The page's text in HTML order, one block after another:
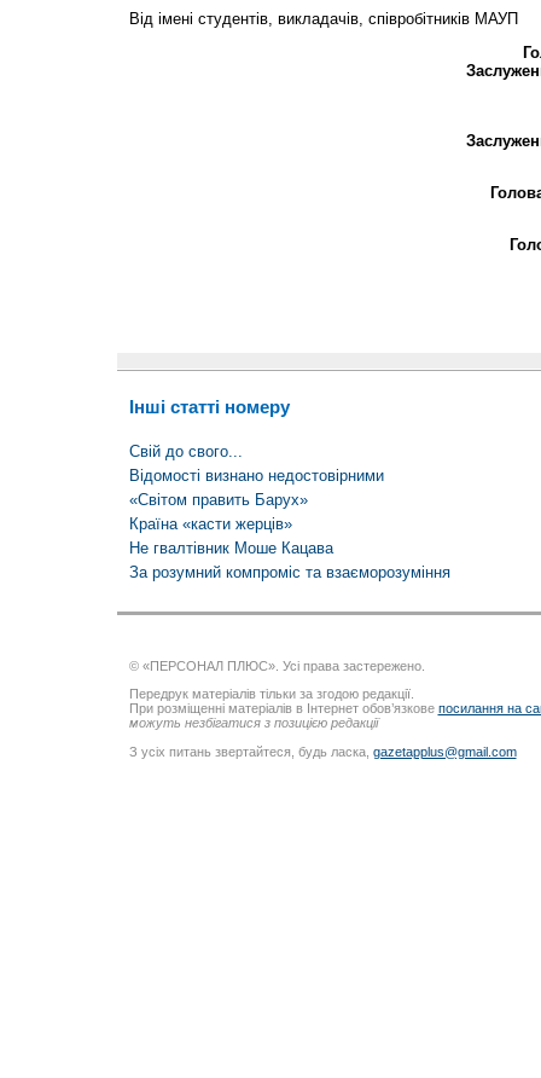
Від імені студентів, викладачів, співробітників МАУП
Інші статті номеру
Свій до свого...
Відомості визнано недостовірними
«Світом править Барух»
Країна «касти жерців»
Не гвалтівник Моше Кацава
За розумний компроміс та взаємо­розуміння
© «ПЕРСОНАЛ ПЛЮС». Усі права застережено.
Передрук матеріалів тільки за згодою редакції.
При розміщенні матеріалів в Інтернет обов’язкове посилання на
можуть незбігатися з позицією редакції
З усіх питань звертайтеся, будь ласка, gazetapplus@gmail.com